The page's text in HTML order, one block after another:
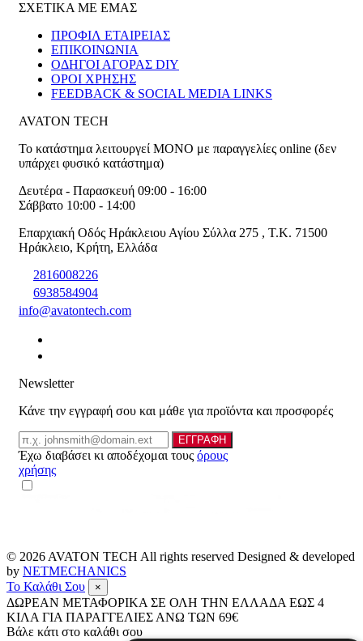
ΣΧΕΤΙΚΑ ΜΕ ΕΜΑΣ
ΠΡΟΦΙΛ ΕΤΑΙΡΕΙΑΣ
ΕΠΙΚΟΙΝΩΝΙΑ
ΟΔΗΓΟΙ ΑΓΟΡΑΣ DIY
ΟΡΟΙ ΧΡΗΣΗΣ
FEEDBACK & SOCIAL MEDIA LINKS
AVATON TECH
Το κατάστημα λειτουργεί ΜΟΝΟ με παραγγελίες online (δεν
υπάρχει φυσικό κατάστημα)
Δευτέρα - Παρασκευή 09:00 - 16:00
Σάββατο 10:00 - 14:00
Επαρχιακή Οδός Ηράκλειου Αγίου Σύλλα 275 , T.K. 71500
Ηράκλειο, Κρήτη, Ελλάδα
2816008226
6938584904
info@avatontech.com
Newsletter
Κάνε την εγγραφή σου και μάθε για προϊόντα και προσφορές
Email
ΕΓΓΡΑΦΗ
Έχω διαβάσει κι αποδέχομαι τους όρους
χρήσης
© 2026 AVATON TECH All rights reserved Designed & developed
by NETMECHANICS
Το Καλάθι Σου
×
ΔΩΡΕΑΝ ΜΕΤΑΦΟΡΙΚΑ ΣΕ ΟΛΗ ΤΗΝ ΕΛΛΑΔΑ ΕΩΣ 4
ΚΙΛΑ ΓΙΑ ΠΑΡΑΓΓΕΛΙΕΣ ΑΝΩ ΤΩΝ 69€
Βάλε κάτι στο καλάθι σου